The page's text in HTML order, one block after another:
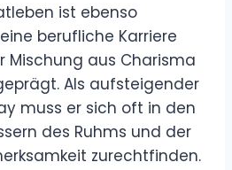
ist ebenso
berufliche Karriere
Mischung aus Charisma
Als aufsteigender
muss er sich oft in den
des Ruhms und der
zurechtfinden.